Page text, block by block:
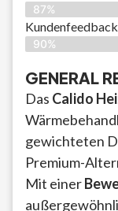
87%
90%
GENERAL
Das Calido
gewichteten
Premium-
Mit einer